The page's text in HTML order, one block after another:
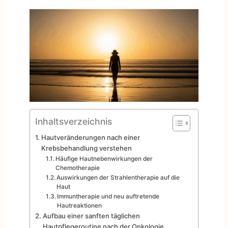
Inhaltsverzeichnis
Hautveränderungen nach einer
Krebsbehandlung verstehen
Häufige Hautnebenwirkungen der
Chemotherapie
Auswirkungen der Strahlentherapie auf die
Haut
Immuntherapie und neu auftretende
Hautreaktionen
Aufbau einer sanften täglichen